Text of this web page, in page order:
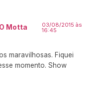
Motta
03/08/2015 às
16:45
maravilhosas. Fiquei
momento. Show